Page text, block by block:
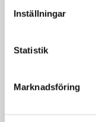
Inställningar
Statistik
Marknadsföring
Mellanmjölk